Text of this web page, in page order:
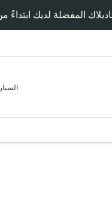
المفضلة لديك ابتداءً من 5000